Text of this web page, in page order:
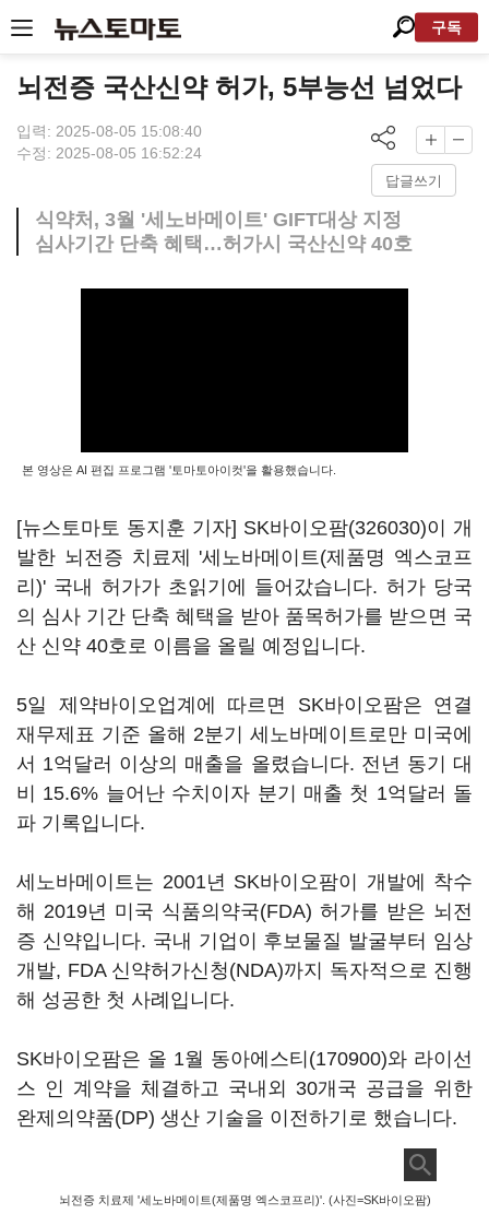
구독
뇌전증 국산신약 허가, 5부능선 넘었다
입력: 2025-08-05 15:08:40
수정: 2025-08-05 16:52:24
답글쓰기
식약처, 3월 '세노바메이트' GIFT대상 지정
심사기간 단축 혜택…허가시 국산신약 40호
본 영상은 AI 편집 프로그램 '토마토아이컷'을 활용했습니다.
[뉴스토마토 동지훈 기자] SK바이오팜(326030)이 개
발한 뇌전증 치료제 '세노바메이트(제품명 엑스코프
리)' 국내 허가가 초읽기에 들어갔습니다. 허가 당국
의 심사 기간 단축 혜택을 받아 품목허가를 받으면 국
산 신약 40호로 이름을 올릴 예정입니다.
5일 제약바이오업계에 따르면 SK바이오팜은 연결
재무제표 기준 올해 2분기 세노바메이트로만 미국에
서 1억달러 이상의 매출을 올렸습니다. 전년 동기 대
비 15.6% 늘어난 수치이자 분기 매출 첫 1억달러 돌
파 기록입니다.
세노바메이트는 2001년 SK바이오팜이 개발에 착수
해 2019년 미국 식품의약국(FDA) 허가를 받은 뇌전
증 신약입니다. 국내 기업이 후보물질 발굴부터 임상
개발, FDA 신약허가신청(NDA)까지 독자적으로 진행
해 성공한 첫 사례입니다.
SK바이오팜은 올 1월 동아에스티(170900)와 라이선
스 인 계약을 체결하고 국내외 30개국 공급을 위한
완제의약품(DP) 생산 기술을 이전하기로 했습니다.
뇌전증 치료제 '세노바메이트(제품명 엑스코프리)'. (사진=SK바이오팜)